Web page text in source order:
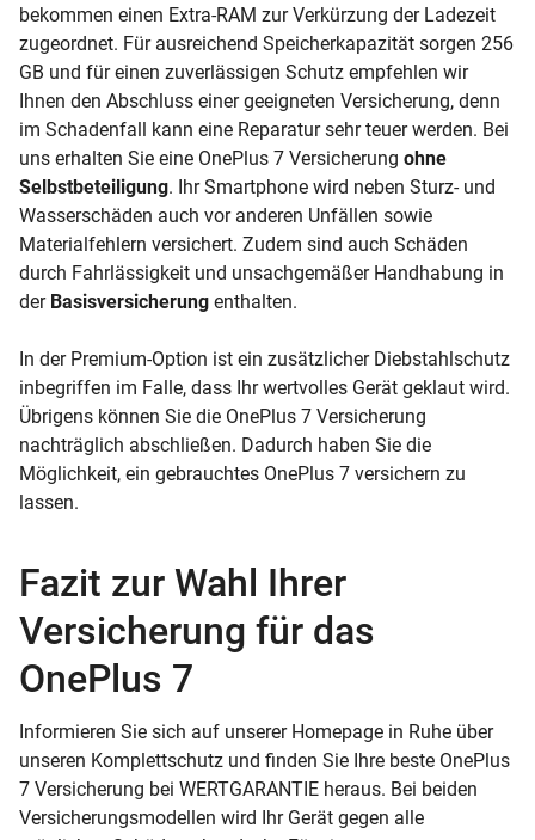
bekommen einen Extra-RAM zur Verkürzung der Ladezeit
zugeordnet. Für ausreichend Speicherkapazität sorgen 256
GB und für einen zuverlässigen Schutz empfehlen wir
Ihnen den Abschluss einer geeigneten Versicherung, denn
im Schadenfall kann eine Reparatur sehr teuer werden. Bei
uns erhalten Sie eine OnePlus 7 Versicherung ohne
Selbstbeteiligung. Ihr Smartphone wird neben Sturz- und
Wasserschäden auch vor anderen Unfällen sowie
Materialfehlern versichert. Zudem sind auch Schäden
durch Fahrlässigkeit und unsachgemäßer Handhabung in
der Basisversicherung enthalten.
In der Premium-Option ist ein zusätzlicher Diebstahlschutz
inbegriffen im Falle, dass Ihr wertvolles Gerät geklaut wird.
Übrigens können Sie die OnePlus 7 Versicherung
nachträglich abschließen. Dadurch haben Sie die
Möglichkeit, ein gebrauchtes OnePlus 7 versichern zu
lassen.
Fazit zur Wahl Ihrer
Versicherung für das
OnePlus 7
Informieren Sie sich auf unserer Homepage in Ruhe über
unseren Komplettschutz und finden Sie Ihre beste OnePlus
7 Versicherung bei WERTGARANTIE heraus. Bei beiden
Versicherungsmodellen wird Ihr Gerät gegen alle